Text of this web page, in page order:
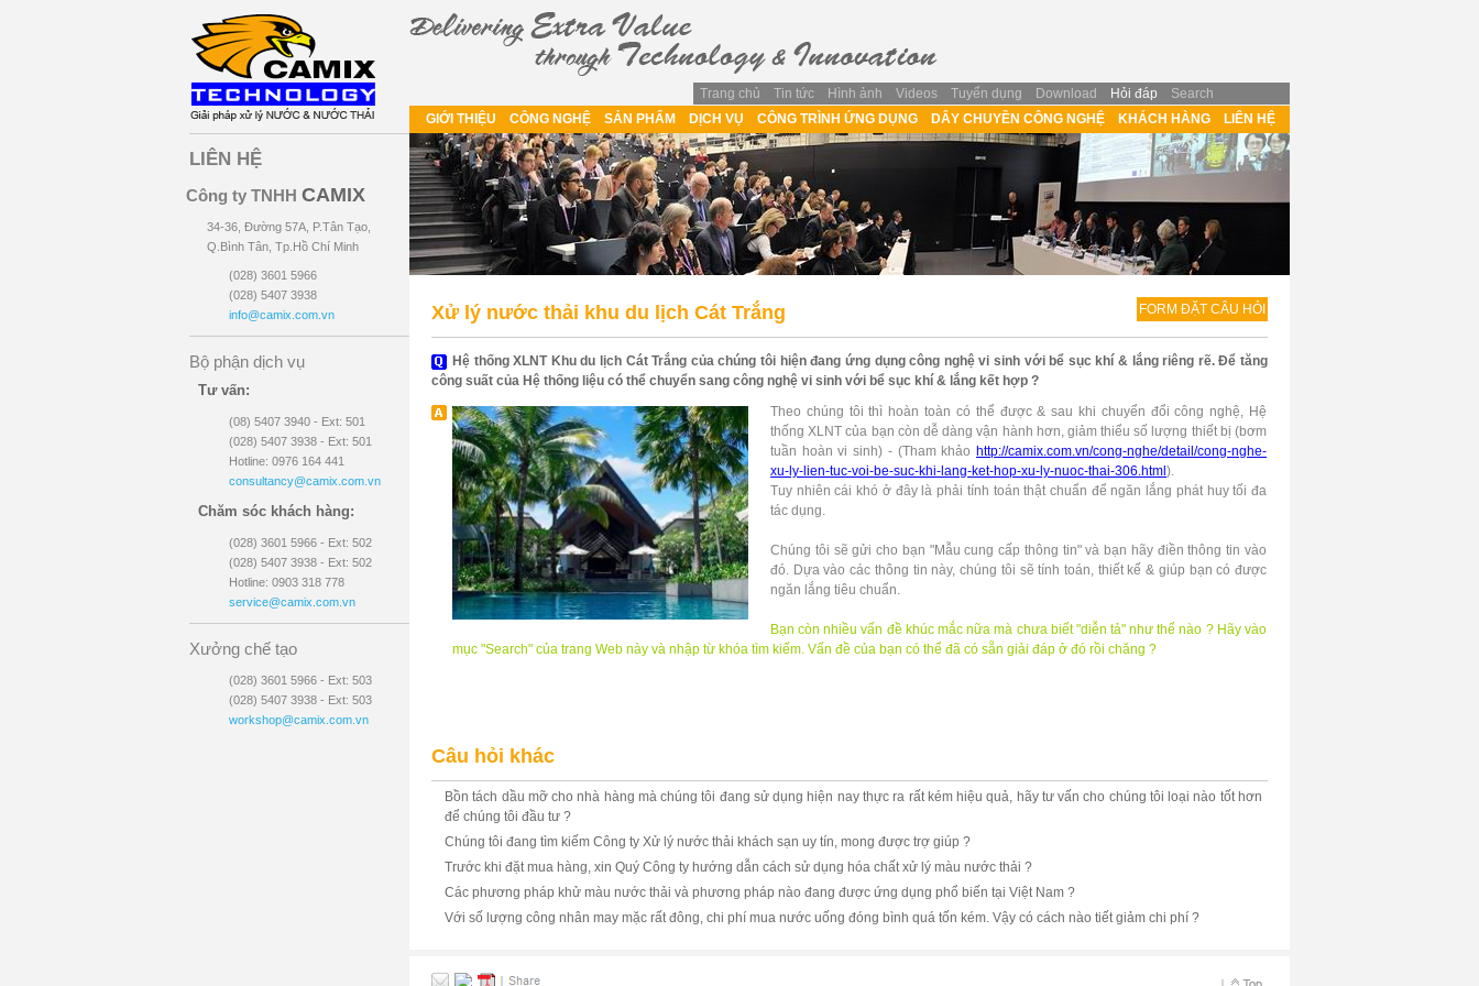
Trang chủ Tin tức Hình ảnh Videos Tuyển dụng Download Hỏi đáp
Search
Weblinks
GIỚI THIỆU CÔNG NGHỆ SẢN PHẨM DỊCH VỤ CÔNG TRÌNH ỨNG DỤNG DÂY CHUYỀN CÔNG NGHỆ KHÁCH HÀNG LIÊN HỆ
LIÊN HỆ
Công ty TNHH CAMIX
34-36, Đường 57A, P.Tân Tạo,
Q.Bình Tân, Tp.Hồ Chí Minh
(028) 3601 5966
(028) 5407 3938
info@camix.com.vn
Bộ phận dịch vụ
Tư vấn:
(08) 5407 3940 - Ext: 501
(028) 5407 3938 - Ext: 501
Hotline: 0976 164 441
consultancy@camix.com.vn
Chăm sóc khách hàng:
(028) 3601 5966 - Ext: 502
(028) 5407 3938 - Ext: 502
Hotline: 0903 318 778
service@camix.com.vn
Xưởng chế tạo
(028) 3601 5966 - Ext: 503
(028) 5407 3938 - Ext: 503
workshop@camix.com.vn
Xử lý nước thải khu du lịch Cát Trắng FORM ĐẶT CÂU HỎI
Hệ thống XLNT Khu du lịch Cát Trắng của chúng tôi hiện đang ứng dụng công nghệ vi sinh với bể sục khí & lắng riêng rẽ. Để tăng
công suất của Hệ thống liệu có thể chuyển sang công nghệ vi sinh với bể sục khí & lắng kết hợp ?
Theo chúng tôi thì hoàn toàn có thể được & sau khi chuyển đổi công nghệ, Hệ
thống XLNT của bạn còn dễ dàng vận hành hơn, giảm thiểu số lượng thiết bị (bơm
tuần hoàn vi sinh) - (Tham khảo http://camix.com.vn/cong-nghe/detail/cong-nghe-
xu-ly-lien-tuc-voi-be-suc-khi-lang-ket-hop-xu-ly-nuoc-thai-306.html ).
Tuy nhiên cái khó ở đây là phải tính toán thật chuẩn để ngăn lắng phát huy tối đa
tác dụng.
Chúng tôi sẽ gửi cho bạn "Mẫu cung cấp thông tin" và bạn hãy điền thông tin vào
đó. Dựa vào các thông tin này, chúng tôi sẽ tính toán, thiết kế & giúp bạn có được
ngăn lắng tiêu chuẩn.
Bạn còn nhiều vấn đề khúc mắc nữa mà chưa biết "diễn tả" như thế nào ? Hãy vào
mục "Search" của trang Web này và nhập từ khóa tìm kiếm. Vấn đề của bạn có thể đã có sẵn giải đáp ở đó rồi chăng ?
Câu hỏi khác
Bồn tách dầu mỡ cho nhà hàng mà chúng tôi đang sử dụng hiện nay thực ra rất kém hiệu quả, hãy tư vấn cho chúng tôi loại nào tốt hơn
để chúng tôi đầu tư ?
Chúng tôi đang tìm kiếm Công ty Xử lý nước thải khách sạn uy tín, mong được trợ giúp ?
Trước khi đặt mua hàng, xin Quý Công ty hướng dẫn cách sử dụng hóa chất xử lý màu nước thải ?
Các phương pháp khử màu nước thải và phương pháp nào đang được ứng dụng phổ biến tại Việt Nam ?
Với số lượng công nhân may mặc rất đông, chi phí mua nước uống đóng bình quá tốn kém. Vậy có cách nào tiết giảm chi phí ?